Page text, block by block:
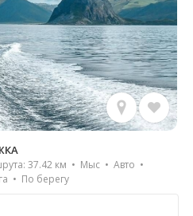
37.42 км • Мыс • Авто •
• По берегу